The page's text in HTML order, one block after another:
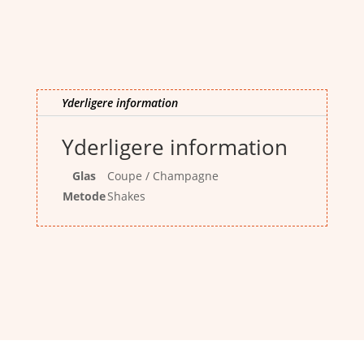
Yderligere information
Yderligere information
Glas
Coupe / Champagne
MetodeShakes